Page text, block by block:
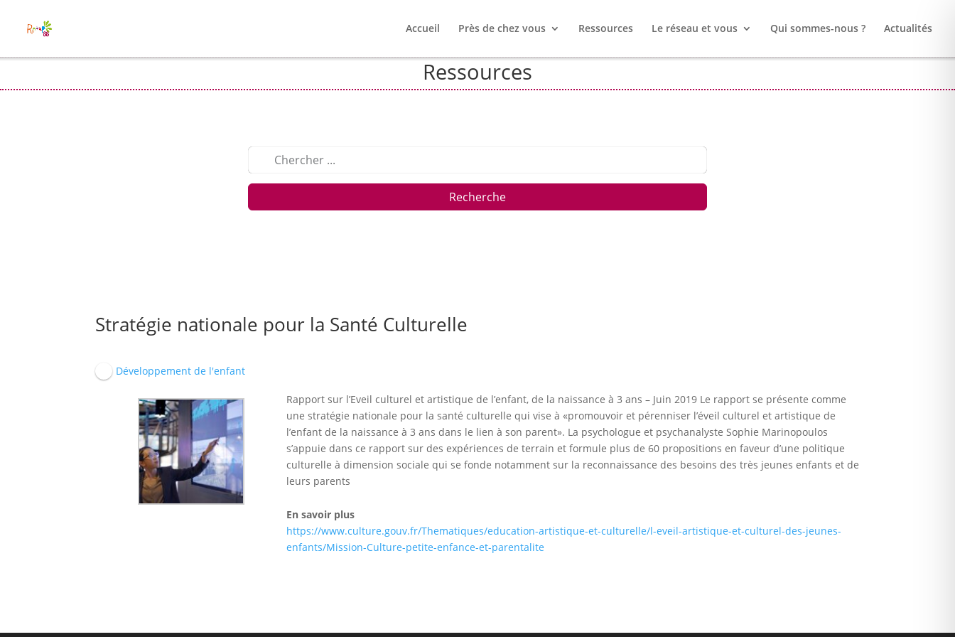
Accueil Près de chez vous Ressources Le réseau et vous Qui sommes-nous ? Actualités
Ressources
Recherche
Stratégie nationale pour la Santé Culturelle
Développement de l'enfant
Rapport sur l’Eveil culturel et artistique de l’enfant, de la naissance à 3 ans – Juin 2019 Le rapport se présente comme
une stratégie nationale pour la santé culturelle qui vise à «promouvoir et pérenniser l’éveil culturel et artistique de
l’enfant de la naissance à 3 ans dans le lien à son parent». La psychologue et psychanalyste Sophie Marinopoulos
s’appuie dans ce rapport sur des expériences de terrain et formule plus de 60 propositions en faveur d’une politique
culturelle à dimension sociale qui se fonde notamment sur la reconnaissance des besoins des très jeunes enfants et de
leurs parents
En savoir plus
https://www.culture.gouv.fr/Thematiques/education-artistique-et-culturelle/l-eveil-artistique-et-culturel-des-jeunes-
enfants/Mission-Culture-petite-enfance-et-parentalite